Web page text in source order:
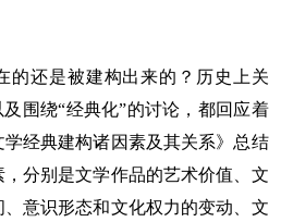
还是被建构出来的？历史上关
围绕“经典化”的讨论，都回应着
经典建构诸因素及其关系》总结
分别是文学作品的艺术价值、文
意识形态和文化权力的变动、文